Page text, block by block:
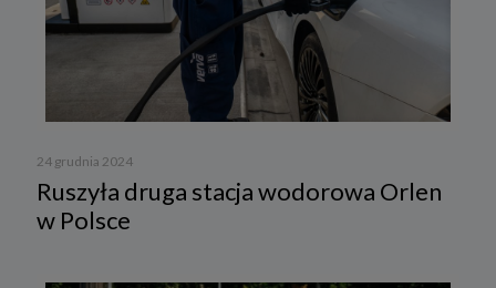
24 grudnia 2024
Ruszyła druga stacja wodorowa Orlen
w Polsce